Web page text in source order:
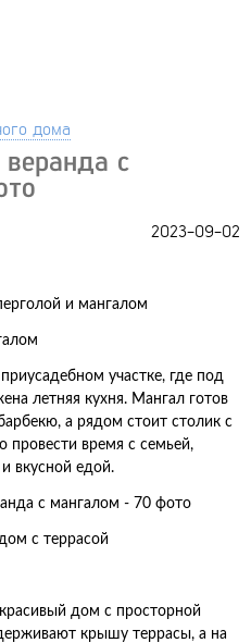
дома
с
2023-09-02
участке, где под
летняя кухня. Мангал готов
а рядом стоит столик с
провести время с семьей,
вкусной едой.
дом с просторной
крышу террасы, а на